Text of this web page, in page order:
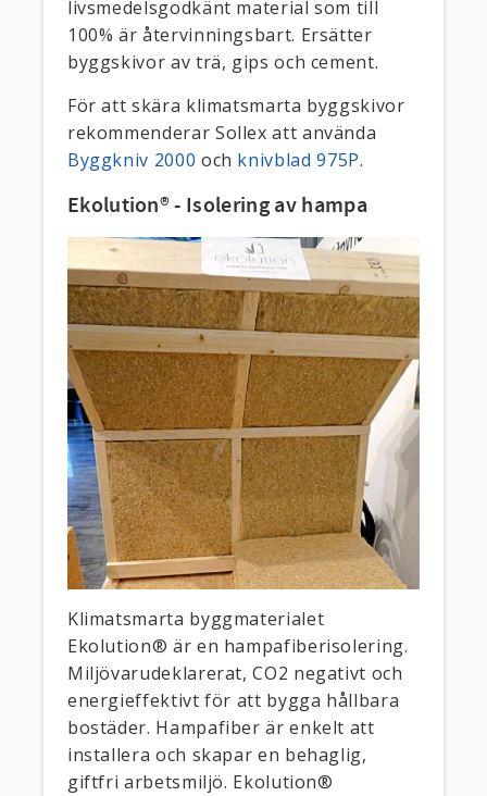
livsmedelsgodkänt material som till
100% är återvinningsbart. Ersätter
byggskivor av trä, gips och cement.
För att skära klimatsmarta byggskivor
rekommenderar Sollex att använda
Byggkniv 2000 och knivblad 975P.
Ekolution® - Isolering av hampa
Klimatsmarta byggmaterialet
Ekolution® är en hampafiberisolering.
Miljövarudeklarerat, CO2 negativt och
energieffektivt för att bygga hållbara
bostäder. Hampafiber är enkelt att
installera och skapar en behaglig,
giftfri arbetsmiljö. Ekolution®